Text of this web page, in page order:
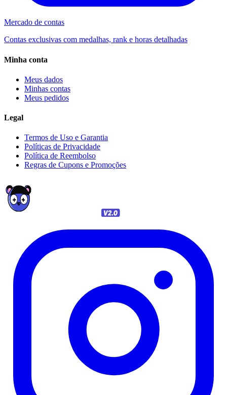
Mercado de contas
Contas exclusivas com medalhas, rank e horas detalhadas
Minha conta
Meus dados
Minhas contas
Meus pedidos
Legal
Termos de Uso e Garantia
Políticas de Privacidade
Política de Reembolso
Regras de Cupons e Promoções